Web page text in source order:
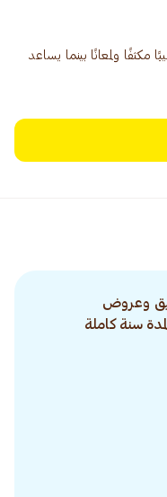
مكثفًا ولمعانًا بينما يساعد
وعروض
سنة كاملة